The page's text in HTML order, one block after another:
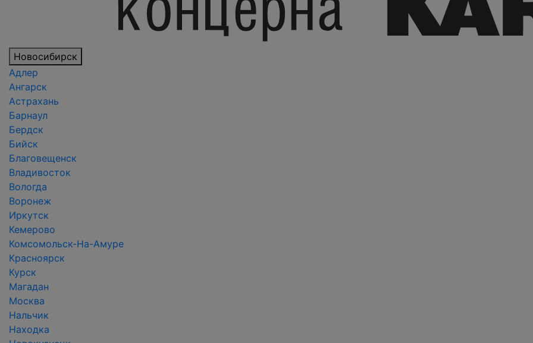
Новосибирск
Адлер
Ангарск
Астрахань
Барнаул
Бердск
Бийск
Благовещенск
Владивосток
Вологда
Воронеж
Иркутск
Кемерово
Комсомольск-На-Амуре
Красноярск
Курск
Магадан
Москва
Нальчик
Находка